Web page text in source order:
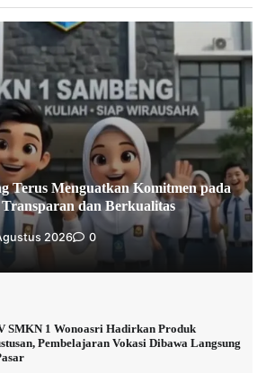
Terus Menguatkan Komitmen pada
dan Berkualitas
2026 0
SMKN 1 Wonoasri Hadirkan Produk
Pembelajaran Vokasi Dibawa Langsung